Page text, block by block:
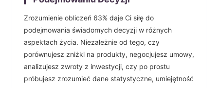
Zrozumienie obliczeń 63% daje Ci siłę do
podejmowania świadomych decyzji w różnych
aspektach życia. Niezależnie od tego, czy
porównujesz zniżki na produkty, negocjujesz umowy,
analizujesz zwroty z inwestycji, czy po prostu
próbujesz zrozumieć dane statystyczne, umiejętność